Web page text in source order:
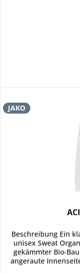
JAKO
Beschreibung Ein
unisex Sweat
gekämmter Bio-
angeraute